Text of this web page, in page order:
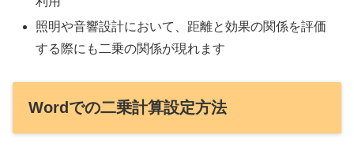
照明や音響設計において、距離と効果の関係を評価
する際にも二乗の関係が現れます
Wordでの二乗計算設定方法